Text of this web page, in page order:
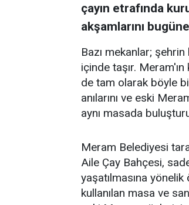
çayın etrafında
akşamlarını
Bazı mekanlar; şehrin
içinde taşır.
de tam olarak böyle
anılarını ve eski
aynı masada
Meram Belediyesi
Aile Çay Bahçesi,
yaşatılmasına
kullanılan masa ve